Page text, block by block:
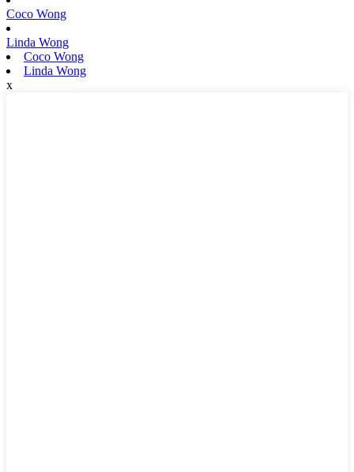
Coco Wong
Linda Wong
Coco Wong
Linda Wong
x